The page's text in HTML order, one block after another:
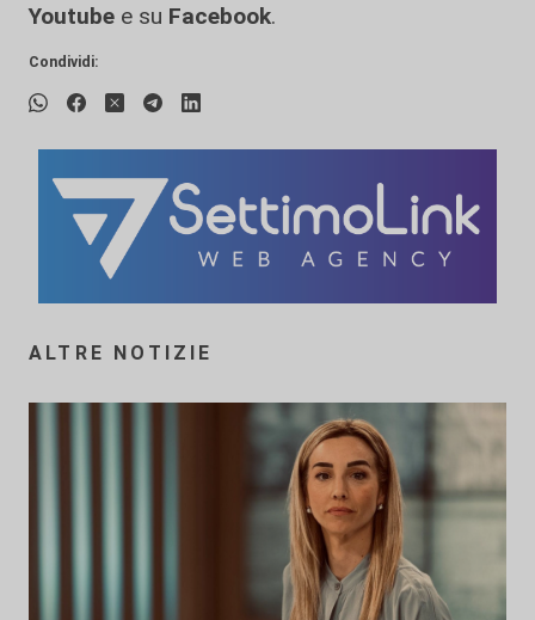
Youtube e su Facebook.
Condividi:
ALTRE NOTIZIE